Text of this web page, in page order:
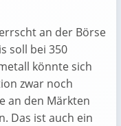
an der Börse
soll bei 350
könnte sich
zwar noch
an den Märkten
Das ist auch ein